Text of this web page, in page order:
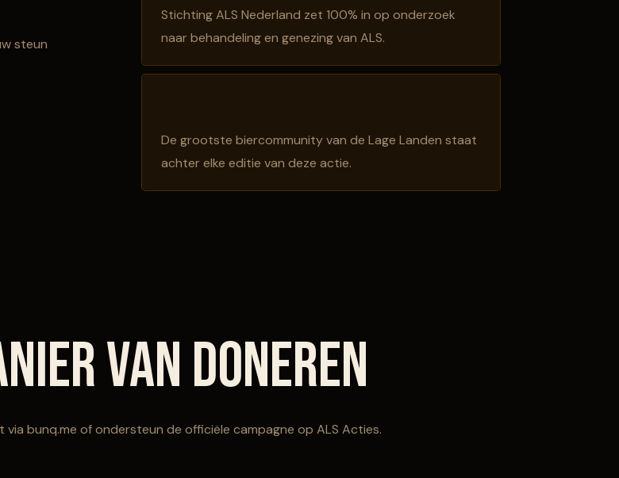
steun
Stichting ALS Nederland zet 100% in op onderzoek
naar behandeling en genezing van ALS.
De grootste biercommunity van de Lage Landen staat
achter elke editie van deze actie.
van doneren
via bunq.me of ondersteun de officiële campagne op ALS Acties.